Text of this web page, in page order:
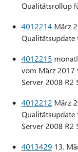
Qualitätsrollup
4012214 März
4012215
vom März 2017
Server 2008 R2
4012212 März
Qualitätsupdate
Server 2008 R2
4013429 13.